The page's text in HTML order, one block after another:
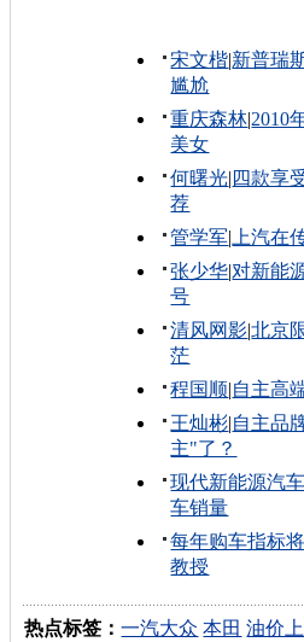
宋文楷|新普瑞
尴尬
重庆森林|2010
美女
何曙光| 四款享
荐
管学军| 上汽在
张少华|对新能
号
清风网影|北京
茫
程国顺|自主高
王灿彬|自主品
主"了？
现代新能源汽车
车销量
每年购车指标
教授
热点标签：一汽大众 本田 油价